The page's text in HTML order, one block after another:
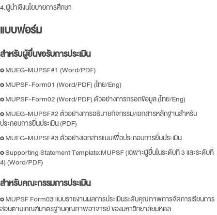
4.ผู้นำเชิงนโยบายการศึกษา
แบบฟอร์ม
สำหรับผู้ยื่นขอรับการประเมิน
oMUEG-MUPSF#1 (Word/PDF)
oMUPSF-Form01 (Word/PDF) (ไทย/Eng)
oMUPSF-Form02 (Word/PDF) ตัวอย่างการกรอกข้อมูล (ไทย/Eng)
oMUEG-MUPSF#2 ตัวอย่างการอธิบายกิจกรรม/เอกสารหลักฐานสำหรับ
ประกอบการยื่นประเมิน (PDF)
oMUEG-MUPSF#3 ตัวอย่างเอกสารแนบเพื่อประกอบการยื่นประเมิน
oSupporting Statement Template:MUPSF (เฉพาะผู้ยื่นในระดับที่ 3 และระดับที่
4) (Word/PDF)
สำหรับคณะกรรมการประเมิน
oMUPSF Form03 แบบรายงานผลการประเมินระดับคุณภาพการจัดการเรียนการ
สอนตามเกณฑ์มาตรฐานคุณภาพอาจารย์ ของมหาวิทยาลัยมหิดล